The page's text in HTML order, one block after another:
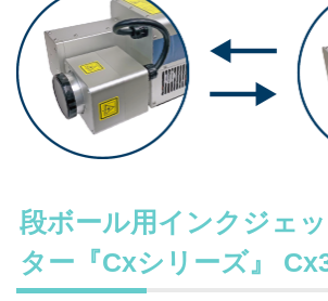
段ボール用インクジェ
ター 『Cxシリーズ』